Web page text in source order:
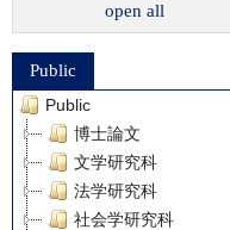
open all
Public
Public
博士論文
文学研究科
法学研究科
社会学研究科